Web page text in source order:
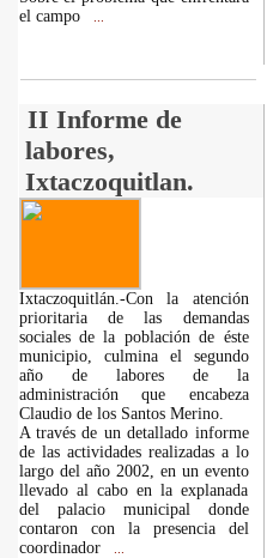
el campo
II Informe de
labores,
Ixtaczoquitlan.
Ixtaczoquitlán.-Con la atención
prioritaria de las demandas
sociales de la población de éste
municipio, culmina el segundo
año de labores de la
administración que encabeza
Claudio de los Santos Merino.
A través de un detallado informe
de las actividades realizadas a lo
largo del año 2002, en un evento
llevado al cabo en la explanada
del palacio municipal donde
contaron con la presencia del
coordinador